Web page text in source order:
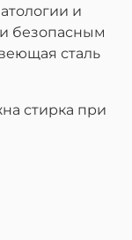
и
безопасным
сталь
стирка при